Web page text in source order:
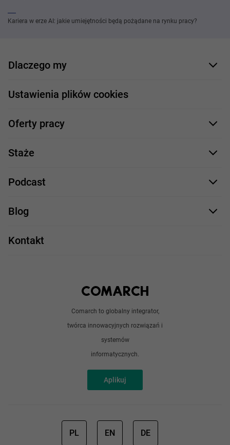
Kariera w erze AI: jakie umiejętności będą pożądane na rynku pracy?
Comarch to globalny integrator,
twórca innowacyjnych rozwiązań i
systemów
informatycznych.
Aplikuj
Dlaczego my
Nasi pracownicy
Nasze projekty
Profile zawodowe
Ustawienia plików cookies
Oferty pracy
Formularz aplikacyjny
.NET
C++
Doświadczeni programiści
Staże
Staże IT
Podcast
Comarch Careers
Blog
Praca w IT
Kontakt
PL EN DE